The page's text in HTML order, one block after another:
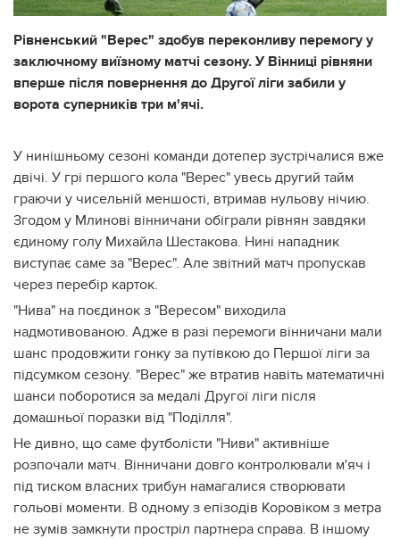
Рівненський "Верес" здобув переконливу перемогу у
заключному виїзному матчі сезону. У Вінниці рівняни
вперше після повернення до Другої ліги забили у
ворота суперників три м'ячі.
У нинішньому сезоні команди дотепер зустрічалися вже
двічі. У грі першого кола "Верес" увесь другий тайм
граючи у чисельній меншості, втримав нульову нічию.
Згодом у Млинові вінничани обіграли рівнян завдяки
єдиному голу Михайла Шестакова. Нині нападник
виступає саме за "Верес". Але звітний матч пропускав
через перебір карток.
"Нива" на поєдинок з "Вересом" виходила
надмотивованою. Адже в разі перемоги вінничани мали
шанс продовжити гонку за путівкою до Першої ліги за
підсумком сезону. "Верес" же втратив навіть математичні
шанси поборотися за медалі Другої ліги після
домашньої поразки від "Поділля".
Не дивно, що саме футболісти "Ниви" активніше
розпочали матч. Вінничани довго контролювали м'яч і
під тиском власних трибун намагалися створювати
гольові моменти. В одному з епізодів Коровіком з метра
не зумів замкнути простріл партнера справа. В іншому